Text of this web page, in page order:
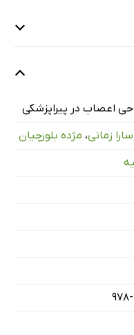
اعصاب در پیراپزشکی
سارا زمانی، مژده بلورچیان